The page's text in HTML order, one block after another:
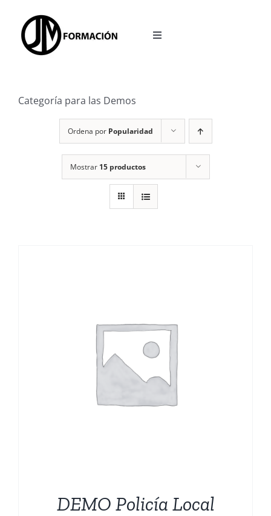
contenido
Toggle
OPOSICIONES
ACCESO A LA PLATAFORMA
Categoría para las Demos
Ordena por Popularidad
Mostrar 15 productos
DEMO Policía Local